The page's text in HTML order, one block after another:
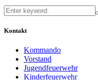
Kontakt
Kommando
Vorstand
Jugendfeuerwehr
Kinderfeuerwehr